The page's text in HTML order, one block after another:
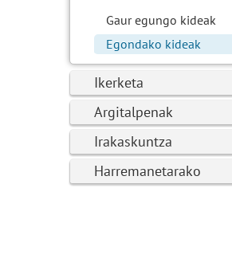
Gaur egungo kideak
Egondako kideak
Ikerketa
Argitalpenak
Irakaskuntza
Harremanetarako